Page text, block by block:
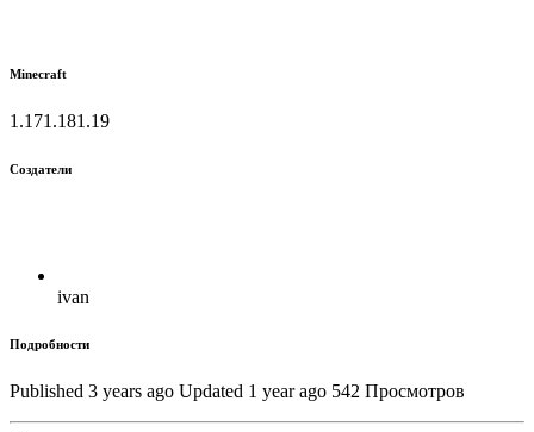
Minecraft
1.171.181.19
Создатели
ivan
Подробности
Published 3 years ago Updated 1 year ago 542 Просмотров